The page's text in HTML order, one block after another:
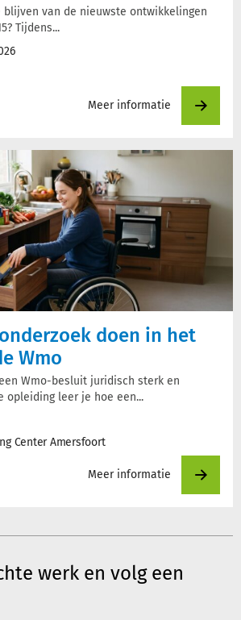
blijven van de nieuwste ontwikkelingen
Tijdens...
Meer informatie
doen in het
Wmo
Wmo-besluit juridisch sterk en
opleiding leer je hoe een...
Center Amersfoort
Meer informatie
werk en volg een